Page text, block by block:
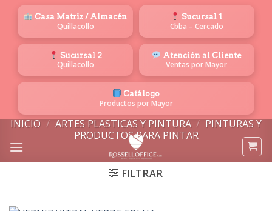
Saltar
contenido
Casa Matriz / Almacén
Quillacollo
Sucursal 1
Cbba – Cercado
Sucursal 2
Quillacollo
Atención al Cliente
Ventas por Mayor
Catálogo
Productos por Mayor
INICIO / ARTES PLASTICAS Y PINTURA / PINTURAS Y
PRODUCTOS PARA PINTAR
FILTRAR